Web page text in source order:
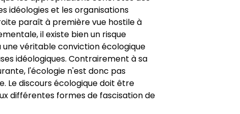
idéologies et les organisations
paraît à première vue hostile à
il existe bien un risque
véritable conviction écologique
idéologiques. Contrairement à sa
l'écologie n'est donc pas
Le discours écologique doit être
différentes formes de fascisation de